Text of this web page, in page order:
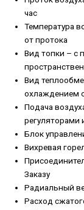
час
Температура
от протока
Вид топки – с
Вид
охлаждением
Подача
регуляторами
Блок
Вихревая
Заказу
Радиальный
Расход